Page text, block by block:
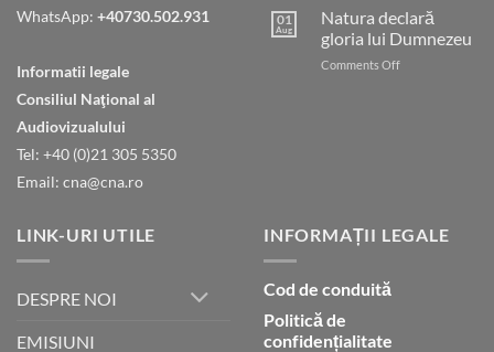
WhatsApp: +40730.502.931
Informatii legale
Consiliul Naţional al
Audiovizualului
Tel: +40 (0)21 305 5350
Email: cna@cna.ro
nostru
ești
în
01
Aug
Natura declară
gloria lui Dumnezeu
Comments Offon
LINK-URI UTILE
DESPRE NOI
EMISIUNI
INFORMAȚII LEGALE
Cod de conduită
Politică de
confidențialitate